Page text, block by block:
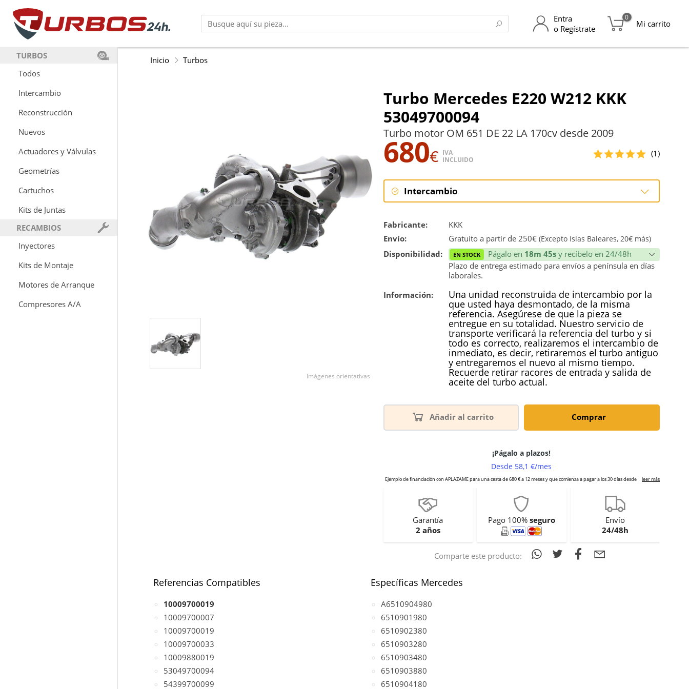
Entra
o Regístrate
0
Mi carrito
TURBOS
Todos
Intercambio
Reconstrucción
Nuevos
Actuadores y Válvulas
Geometrías
Cartuchos
Kits de Juntas
RECAMBIOS
Inyectores
Kits de Montaje
Motores de Arranque
Compresores A/A
Inicio Turbos
Turbo Mercedes E220 W212 KKK
53049700094
Turbo motor OM 651 DE 22 LA 170cv desde 2009
680€ IVA
INCLUIDO
(1)
Intercambio
Reconstrucción
Fabricante:
KKK
Envío:
Gratuito a partir de 250€ (Excepto Islas Baleares, 20€ más)
Disponibilidad: EN STOCK Págalo en 18m 45s y recíbelo en 24/48h
Plazo de entrega estimado para envíos a península en días
laborales.
Información:
Una unidad reconstruida de intercambio por la
que usted haya desmontado, de la misma
referencia. Asegúrese de que la pieza se
entregue en su totalidad. Nuestro servicio de
transporte verificará la referencia del turbo y si
todo es correcto, realizaremos el intercambio de
inmediato, es decir, retiraremos el turbo antiguo
y entregaremos el nuevo al mismo tiempo.
Recuerde retirar racores de entrada y salida de
aceite del turbo actual.
Añadir al carrito Comprar
Garantía
2 años
Pago 100% seguro
Envío
24/48h
Comparte este producto:
Imágenes orientativas
Referencias Compatibles
10009700019
10009700007
10009700019
10009700033
10009880019
53049700094
54399700099
Específicas Mercedes
A6510904980
6510901980
6510902380
6510903280
6510903480
6510903880
6510904180